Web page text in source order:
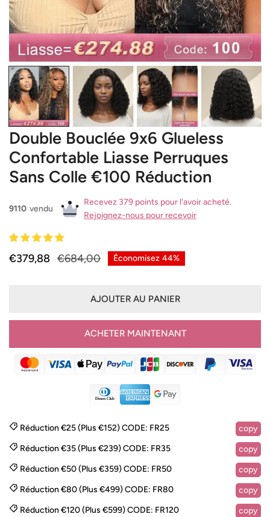
OUVRIR LE MÉDIA DANS LA VUE GALERIE
Double Bouclée 9x6 Glueless
Confortable Liasse Perruques
Sans Colle €100 Réduction
9110 vendu
Recevez 379 points pour l'avoir acheté.
Rejoignez-nous pour recevoir
Prix
€379,88
Prix
€684,00 Économisez 44%
AJOUTER AU PANIER
ACHETER MAINTENANT
Réduction €25 (Plus €152)CODE: FR25
copy
Réduction €35 (Plus €239)CODE: FR35
copy
Réduction €50 (Plus €359)CODE: FR50
copy
Réduction €80 (Plus €499)CODE: FR80
copy
Réduction €120 (Plus €599)CODE: FR120
copy